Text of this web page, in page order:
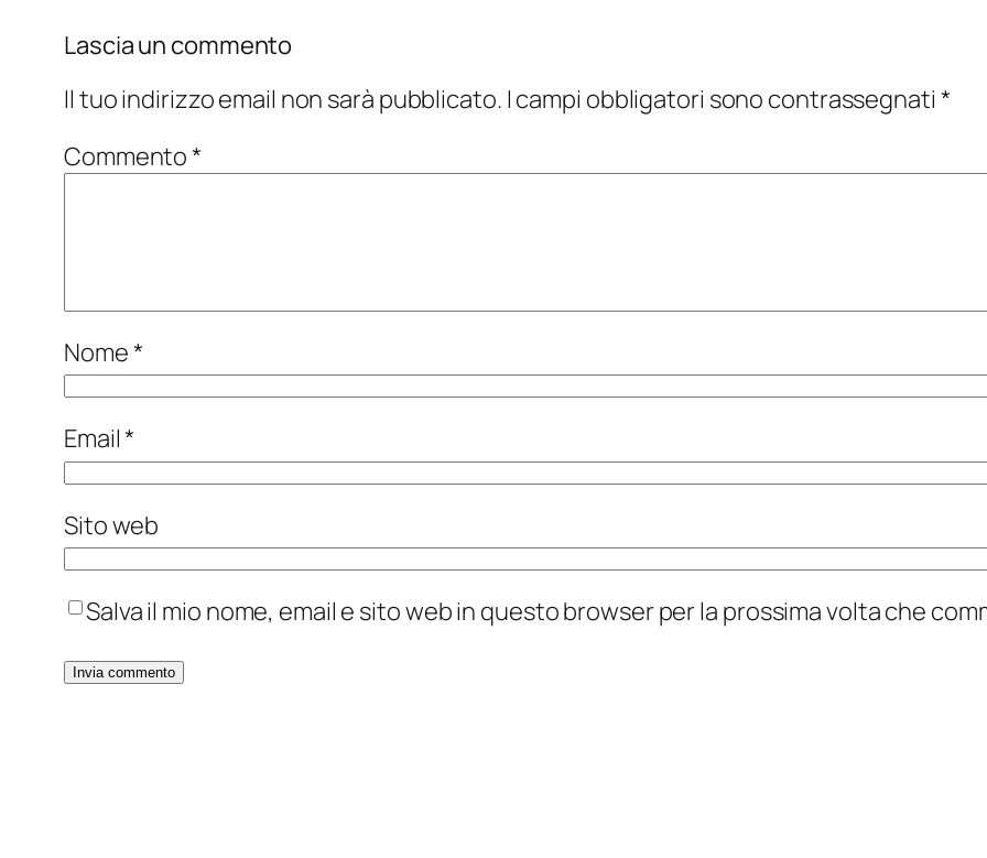
Lascia un commento
Il tuo indirizzo email non sarà pubblicato. I campi obbligatori sono contrassegnati *
Commento*
Nome*
Email*
Sito web
Salva il mio nome, email e sito web in questo browser per la prossima volta che